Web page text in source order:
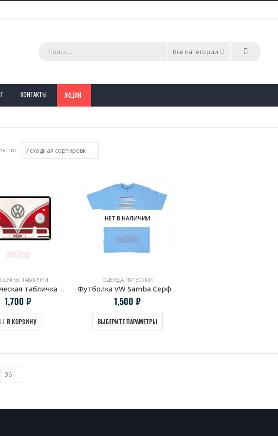
Все категории
КОНТАКТЫ АКЦИИ
по:
, ТАБЛИЧКИ
Металлическая табличка Volkswagen T1 Samba
1,700 ₽
В КОРЗИНУ
НЕТ В НАЛИЧИИ
ОДЕЖДА, ФУТБОЛКИ
Футболка VW Samba Серфинг
1,500 ₽
ВЫБЕРИТЕ ПАРАМЕТРЫ